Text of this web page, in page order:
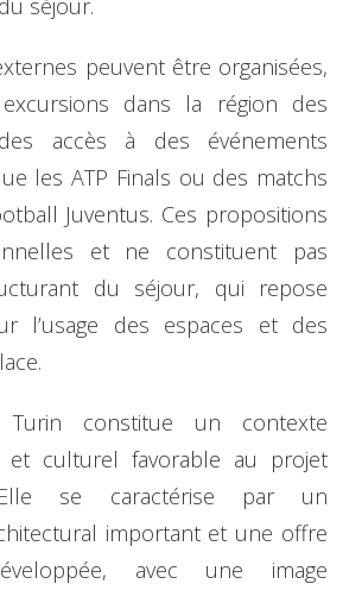
peuvent être organisées,
dans la région des
accès à des événements
les ATP Finals ou des matchs
Juventus. Ces propositions
et ne constituent pas
du séjour, qui repose
l’usage des espaces et des
constitue un contexte
et culturel favorable au projet
Elle se caractérise par un
important et une offre
avec une image